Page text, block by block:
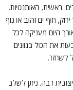
ראשית, האותנטיות.
חוף ים זהוב או נוף
היום מעניקה לכל
את הכול בגוונים
לשחזר.
רבה. ניתן לשלב